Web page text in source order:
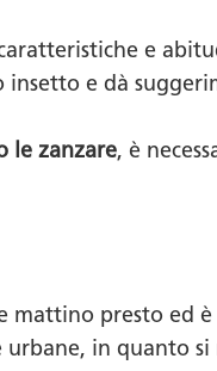
e
e dà
le zanzare, è
mattino presto ed
urbane, in quanto